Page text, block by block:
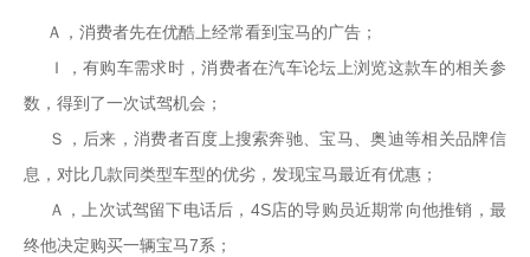
数，得到了一次试驾机会；
息，对比几款同类型车型的优劣，发现宝马最近有优惠；
终他决定购买一辆宝马7系；